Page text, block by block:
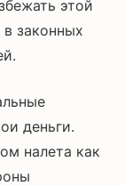
этой
законных
деньги.
налета как